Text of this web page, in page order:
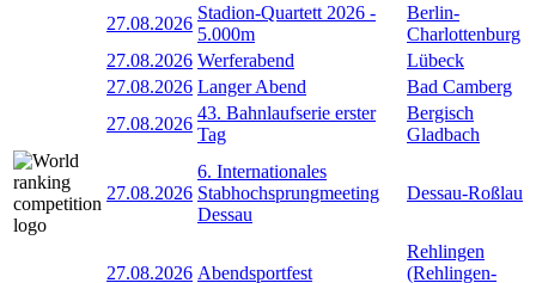
27.08.2026
Stadion-Quartett 2026 -
5.000m
Berlin-
Charlottenburg
27.08.2026 Werferabend
Lübeck
27.08.2026 Langer Abend
Bad Camberg
27.08.2026
43. Bahnlaufserie erster
Tag
Bergisch
Gladbach
27.08.2026
6. Internationales
Stabhochsprungmeeting
Dessau
Dessau-Roßlau
27.08.2026 Abendsportfest
Rehlingen
(Rehlingen-